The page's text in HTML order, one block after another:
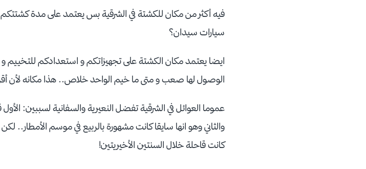
سيارات سيدان؟
ايضا يعتمد مكان الكشتة على تجهيزاتكم و استعدادكم
الوصول لها صعب و متى ما خيم الواحد خلاص.. هذا مكانه لأن
عموما العوائل في الشرقية تفضل النعيرية والسفانية لسببين:
والثاني وهو انها سايقا كانت مشهورة بالربيع في موسم الأمطار..
كانت قاحلة خلال السنتين الأخيريتين!